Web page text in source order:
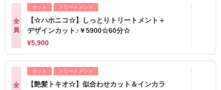
全
員
カット トリートメント
【☆ハホニコ☆】しっとりトリートメント＋
デザインカット♪￥5900☆60分☆
¥5,900
全
カット トリートメント
【艶髪トキオ☆】似合わせカット＆インカラ